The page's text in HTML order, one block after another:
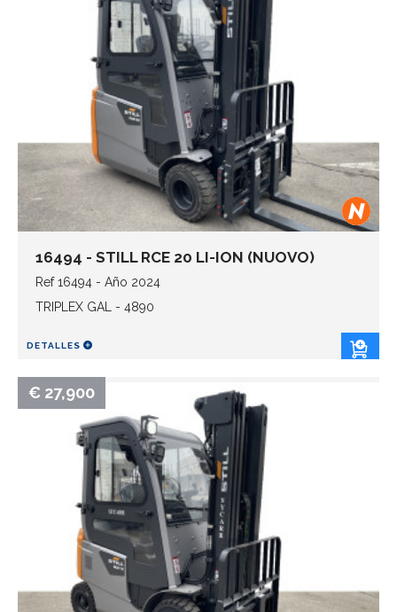
16494 - STILL RCE 20 LI-ION (NUOVO)
Ref 16494 - Año 2024
TRIPLEX GAL - 4890
DETALLES
€ 27,900